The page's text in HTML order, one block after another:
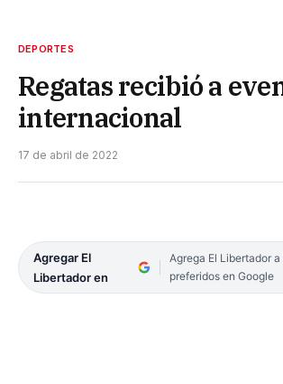
DEPORTES
Regatas recibió a
internacional
17 de abril de 2022
Agregar El
Libertador en
Agrega El Libertador
preferidos en Google